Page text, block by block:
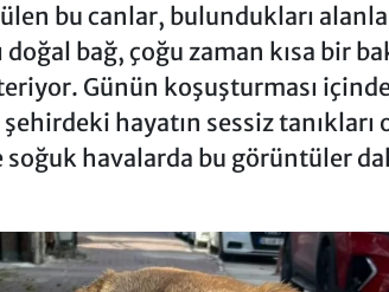
bu canlar, bulundukları
bağ, çoğu zaman kısa bir
Günün koşuşturması
hayatın sessiz tanıkları
havalarda bu görüntüler